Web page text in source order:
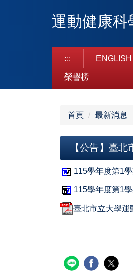
運動健康科
::: ENGLISH
榮譽榜
首頁 最新消息
【公告】臺
115學年度第1
115學年度第1
臺北市立大學運